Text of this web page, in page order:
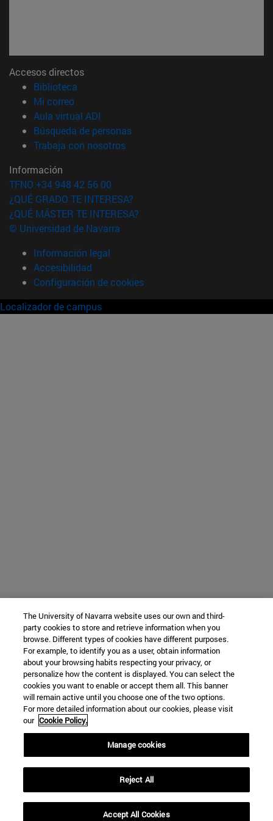
Accesos directos
Biblioteca
Mi correo(abre en nueva ventana)
Aula virtual ADI
Búsqueda de personas(abre en nueva ventana)
Trabaja con nosotros(abre en nueva ventana)
Información
TFNO +34 948 42 56 00
¿QUÉ GRADO TE INTERESA?
¿QUÉ MÁSTER TE INTERESA?
© Universidad de Navarra
Información legal
Accesibilidad
Configuración de cookies
Localizador de campus
The University of Navarra website uses our own and third-
party cookies to store and retrieve information when you
browse. Different types of cookies have different purposes.
For example, to identify you as a user, obtain information
about your browsing habits respecting your privacy, or
personalize how the content is displayed. You can select the
cookies you want to enable or accept them all. This banner
will remain active until you choose one of the two options.
For more detailed information about our cookies, please visit
our Cookie Policy.
Manage cookies
Reject All
Accept All Cookies